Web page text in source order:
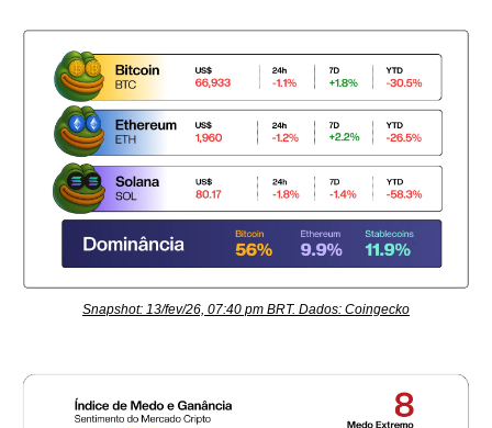
Snapshot: 13/fev/26, 07:40 pm BRT. Dados: Coingecko